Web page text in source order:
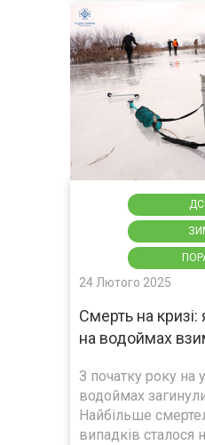
24 Лютого 2025
Смерть на кризі:
на водоймах
З початку року на
водоймах
Найбільше
випадків сталося